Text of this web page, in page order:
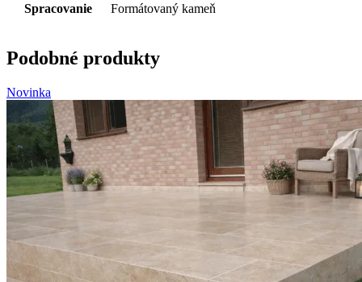
Spracovanie Formátovaný kameň
Podobné produkty
Novinka